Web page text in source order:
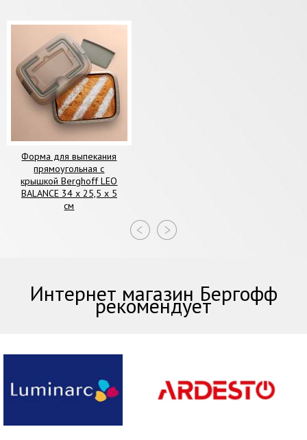
Форма для выпекания
прямоугольная с
крышкой Berghoff LEO
BALANCE 34 x 25,5 x 5
см
Интернет магазин Бергофф
рекомендует